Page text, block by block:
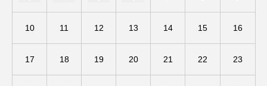
マーク・ハミル マー・シーユエン
ミモザフィルムズ ミュージカル
10 11 12 13 14 15 16
17 18 19 20 21 22 23